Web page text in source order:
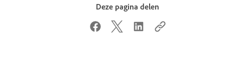
Deze pagina delen